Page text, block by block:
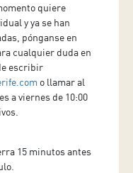
quiere
y ya se han
pónganse en
cualquier duda en
escribir
o llamar al
a viernes de 10:00
15 minutos antes